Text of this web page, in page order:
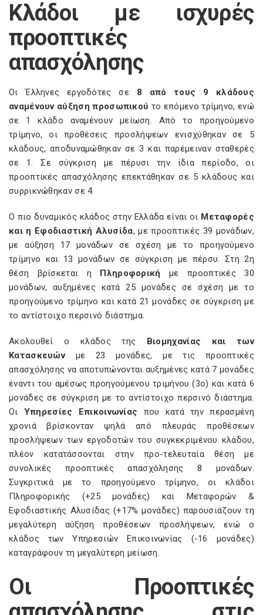
Κλάδοι με ισχυρές
προοπτικές
απασχόλησης
Οι Έλληνες εργοδότες σε 8 από τους 9 κλάδους
αναμένουν αύξηση προσωπικού το επόμενο τρίμηνο, ενώ
σε 1 κλάδο αναμένουν μείωση. Από το προηγούμενο
τρίμηνο, οι προθέσεις προσλήψεων ενισχύθηκαν σε 5
κλάδους, αποδυναμώθηκαν σε 3 και παρέμειναν σταθερές
σε 1. Σε σύγκριση με πέρυσι την ίδια περίοδο, οι
προοπτικές απασχόλησης επεκτάθηκαν σε 5 κλάδους και
συρρικνώθηκαν σε 4.
Ο πιο δυναμικός κλάδος στην Ελλάδα είναι οι Μεταφορές
και η Εφοδιαστική Αλυσίδα, με προοπτικές 39 μονάδων,
με αύξηση 17 μονάδων σε σχέση με το προηγούμενο
τρίμηνο και 13 μονάδων σε σύγκριση με πέρσυ. Στη 2η
θέση βρίσκεται η Πληροφορικήμε προοπτικές 30
μονάδων, αυξημένες κατά 25 μονάδες σε σχέση με το
προηγούμενο τρίμηνο και κατά 21 μονάδες σε σύγκριση με
το αντίστοιχο περσινό διάστημα.
Ακολουθεί ο κλάδος της Βιομηχανίας και των
Κατασκευώνμε 23 μονάδες, με τις προοπτικές
απασχόλησης να αποτυπώνονται αυξημένες κατά 7 μονάδες
έναντι του αμέσως προηγούμενου τριμήνου (3ο) και κατά 6
μονάδες σε σύγκριση με το αντίστοιχο περσινό διάστημα.
Οι Υπηρεσίες Επικοινωνίας που κατά την περασμένη
χρονιά βρίσκονταν ψηλά από πλευράς προθέσεων
προσλήψεων των εργοδοτών του συγκεκριμένου κλάδου,
πλέον κατατάσσονται στην προ-τελευταία θέση με
συνολικές προοπτικές απασχόλησης 8 μονάδων.
Συγκριτικά με το προηγούμενο τρίμηνο, οι κλάδοι
Πληροφορικής (+25 μονάδες) και Μεταφορών &
Εφοδιαστικής Αλυσίδας (+17% μονάδες) παρουσιάζουν τη
μεγαλύτερη αύξηση προθέσεων προσλήψεων, ενώ ο
κλάδος των Υπηρεσιών Επικοινωνίας (-16 μονάδες)
καταγράφουν τη μεγαλύτερη μείωση.
Οι Προοπτικές